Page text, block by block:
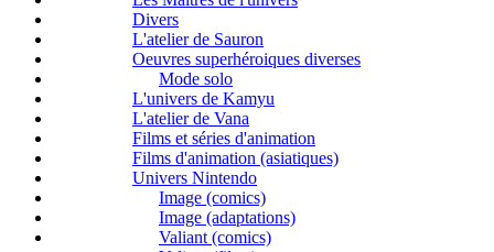
Divers
L'atelier de Sauron
Oeuvres superhéroiques diverses
Mode solo
L'univers de Kamyu
L'atelier de Vana
Films et séries d'animation
Films d'animation (asiatiques)
Univers Nintendo
Image (comics)
Image (adaptations)
Valiant (comics)